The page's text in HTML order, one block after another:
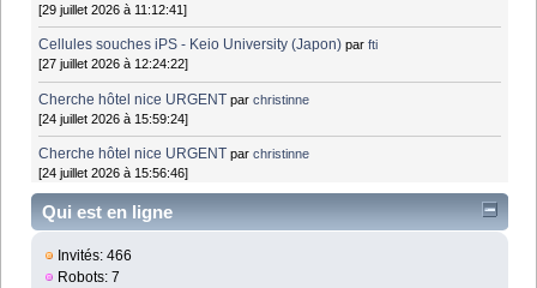
[29 juillet 2026 à 11:12:41]
Cellules souches iPS - Keio University (Japon) parfti
[27 juillet 2026 à 12:24:22]
Cherche hôtel nice URGENT parchristinne
[24 juillet 2026 à 15:59:24]
Cherche hôtel nice URGENT parchristinne
[24 juillet 2026 à 15:56:46]
Qui est en ligne
Invités: 466
Robots: 7